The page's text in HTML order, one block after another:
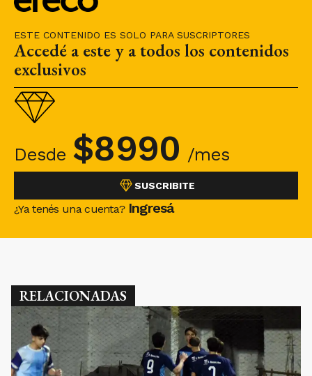
ESTE CONTENIDO ES SOLO PARA SUSCRIPTORES
Accedé a este y a todos los contenidos
exclusivos
Desde $8990 /mes
SUSCRIBITE
¿Ya tenés una cuenta? Ingresá
RELACIONADAS